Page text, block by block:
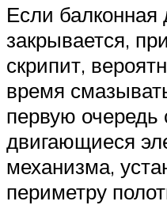
Если балконная
закрывается,
скрипит,
время
первую очередь
двигающиеся
механизма,
периметру